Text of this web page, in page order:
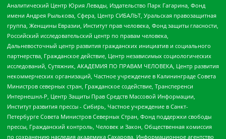
Аналитический Центр Юрия Левады, Издательство Парк Гагарина, Фонд
имени Андрея Рылькова, Сфера, Центр СИБАЛЬТ, Уральская правозащитная
группа, Женщины Евразии, Институт прав человека, Фонд защиты гласности,
Российский исследовательский центр по правам человека,
Дальневосточный центр развития гражданских инициатив и социального
партнерства, Гражданское действие, Центр независимых социологических
исследований, Сутяжник, АКАДЕМИЯ ПО ПРАВАМ ЧЕЛОВЕКА, Центр развития
некоммерческих организаций, Частное учреждение в Калининграде Совета
Министров северных стран, Гражданское содействие, Трансперенси
Интернешнл-Р, Центр Защиты Прав Средств Массовой Информации,
Институт развития прессы - Сибирь, Частное учреждение в Санкт-
Петербурге Совета Министров Северных Стран, Фонд поддержки свободы
прессы, Гражданский контроль, Человек и Закон, Общественная комиссия
по сохранению наследия академика Сахарова, Информационное агентство